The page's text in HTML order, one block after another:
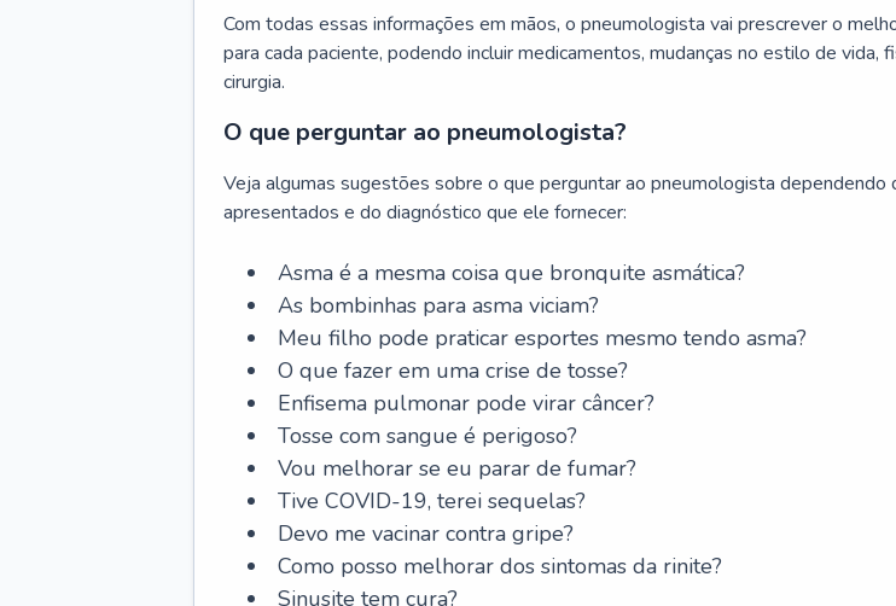
Com todas essas informações em mãos, o pneumologista vai prescrever o
para cada paciente, podendo incluir medicamentos, mudanças no estilo de vida,
cirurgia.
O que perguntar ao pneumologista?
Veja algumas sugestões sobre o que perguntar ao pneumologista dependendo
apresentados e do diagnóstico que ele fornecer:
Asma é a mesma coisa que bronquite asmática?
As bombinhas para asma viciam?
Meu filho pode praticar esportes mesmo tendo asma?
O que fazer em uma crise de tosse?
Enfisema pulmonar pode virar câncer?
Tosse com sangue é perigoso?
Vou melhorar se eu parar de fumar?
Tive COVID-19, terei sequelas?
Devo me vacinar contra gripe?
Como posso melhorar dos sintomas da rinite?
Sinusite tem cura?